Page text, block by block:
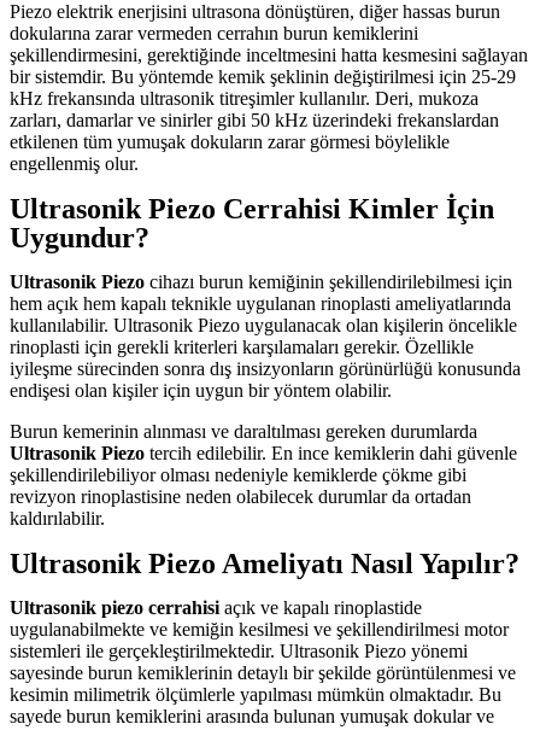
Piezo elektrik enerjisini ultrasona dönüştüren, diğer hassas burun
dokularına zarar vermeden cerrahın burun kemiklerini
şekillendirmesini, gerektiğinde inceltmesini hatta kesmesini sağlayan
bir sistemdir. Bu yöntemde kemik şeklinin değiştirilmesi için 25-29
kHz frekansında ultrasonik titreşimler kullanılır. Deri, mukoza
zarları, damarlar ve sinirler gibi 50 kHz üzerindeki frekanslardan
etkilenen tüm yumuşak dokuların zarar görmesi böylelikle
engellenmiş olur.
Ultrasonik Piezo Cerrahisi Kimler İçin
Uygundur?
Ultrasonik Piezo cihazı burun kemiğinin şekillendirilebilmesi için
hem açık hem kapalı teknikle uygulanan rinoplasti ameliyatlarında
kullanılabilir. Ultrasonik Piezo uygulanacak olan kişilerin öncelikle
rinoplasti için gerekli kriterleri karşılamaları gerekir. Özellikle
iyileşme sürecinden sonra dış insizyonların görünürlüğü konusunda
endişesi olan kişiler için uygun bir yöntem olabilir.
Burun kemerinin alınması ve daraltılması gereken durumlarda
Ultrasonik Piezo tercih edilebilir. En ince kemiklerin dahi güvenle
şekillendirilebiliyor olması nedeniyle kemiklerde çökme gibi
revizyon rinoplastisine neden olabilecek durumlar da ortadan
kaldırılabilir.
Ultrasonik Piezo Ameliyatı Nasıl Yapılır?
Ultrasonik piezo cerrahisi açık ve kapalı rinoplastide
uygulanabilmekte ve kemiğin kesilmesi ve şekillendirilmesi motor
sistemleri ile gerçekleştirilmektedir. Ultrasonik Piezo yönemi
sayesinde burun kemiklerinin detaylı bir şekilde görüntülenmesi ve
kesimin milimetrik ölçümlerle yapılması mümkün olmaktadır. Bu
sayede burun kemiklerini arasında bulunan yumuşak dokular ve